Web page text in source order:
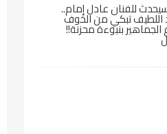
للفنان عادل إمام..
اللطيف تبكي من الخوف
الجماهير بنبوءة محزنة!!